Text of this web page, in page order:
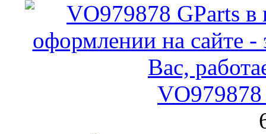
VO979878